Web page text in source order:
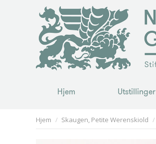
Hjem Utstillinger
You are here:
Hjem Skaugen, Petite Werenskiold
Hjem Utstillinger